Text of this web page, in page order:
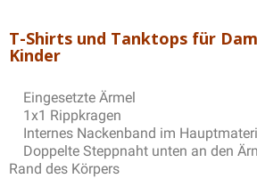
T-Shirts und Tanktops für
Kinder
Eingesetzte Ärmel
1x1 Rippkragen
Internes Nackenband im
Doppelte Steppnaht unten an den
Rand des Körpers